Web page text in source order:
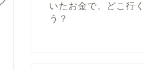
いたお金で、どこ行
う？